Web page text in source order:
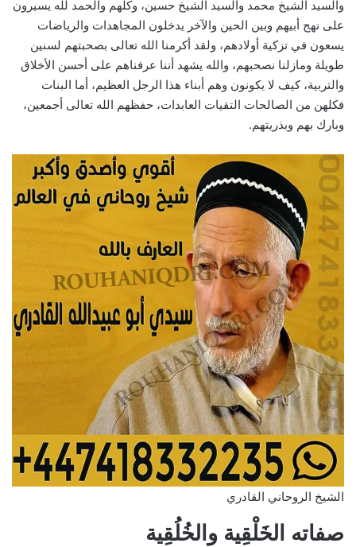
والسيد الشيخ محمد والسيد الشيخ حسين، وكلهم والحمد لله يسيرون
على نهج أبيهم وبين الحين والآخر يدخلون المجاهدات والرياضات
يسعون في تزكية أولادهم، ولقد أكرمنا الله تعالى بصحبتهم لسنين
طويلة ومازلنا نصحبهم، والله يشهد أننا عرفناهم على أحسن الأخلاق
والتربية، كيف لا يكونون وهم أبناء هذا الرجل العظيم، أما البنات
فكلهن من الصالحات التقيات العابدات، حفظهم الله تعالى أجمعين،
وبارك بهم وبذريتهم.
الشيخ الروحاني القادري
صفاته الخَلْقِية والخُلُقِية